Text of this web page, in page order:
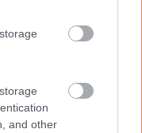
and other